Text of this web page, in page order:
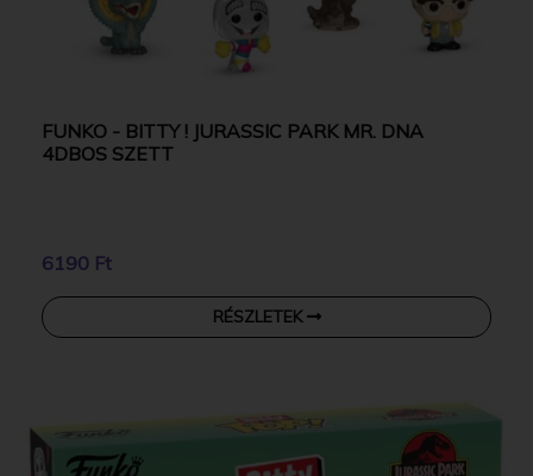
FUNKO - BITTY ! JURASSIC PARK MR. DNA
4DBOS SZETT
6190 Ft
RÉSZLETEK